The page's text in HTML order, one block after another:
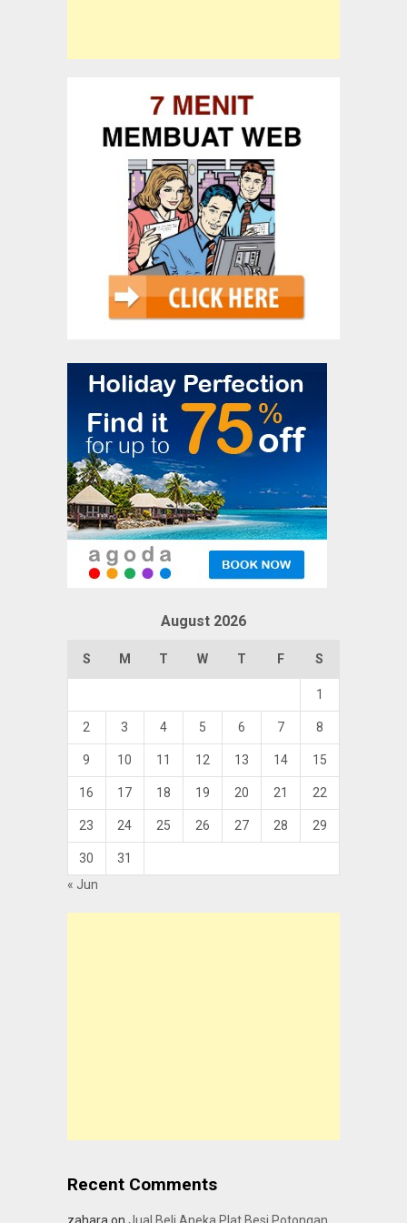
August 2026
S M T W T F S
1
2 3 4 5 6 7 8
9 10 11 12 13 14 15
16 17 18 19 20 21 22
23 24 25 26 27 28 29
30
31
« Jun
Recent Comments
zahara on Jual Beli Aneka Plat Besi Potongan